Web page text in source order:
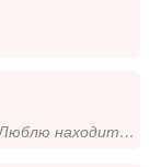
Я добрый и веселый человек. Люблю находить радость в мелочах и дарить позитив окружающим. Для меня важно, чтобы рядом бы...